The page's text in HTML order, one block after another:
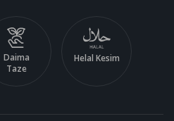
Daima
Taze
Helal Kesim